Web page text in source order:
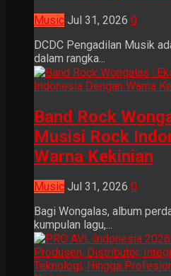
Music Jul 31, 2026 0
DCDC Pengadilan Musik
dalam rangka...
Band Rock
Musisi Rock
Warna Kekinian
Music Jul 31, 2026 0
Bagi Wongalas, album
kumpulan lagu,...